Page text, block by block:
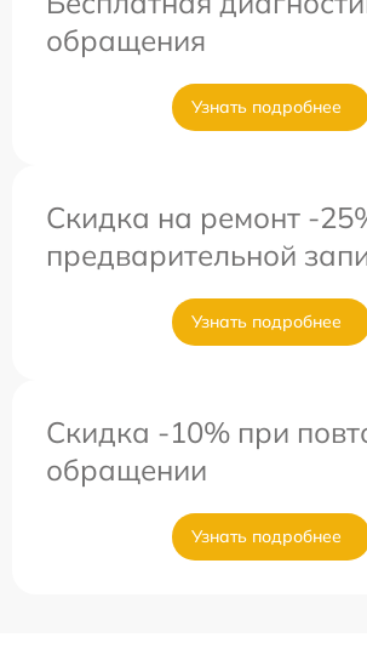
обращения
Узнать подробнее
Скидка на ремонт -
предварительной
Узнать подробнее
Скидка -10% при
обращении
Узнать подробнее